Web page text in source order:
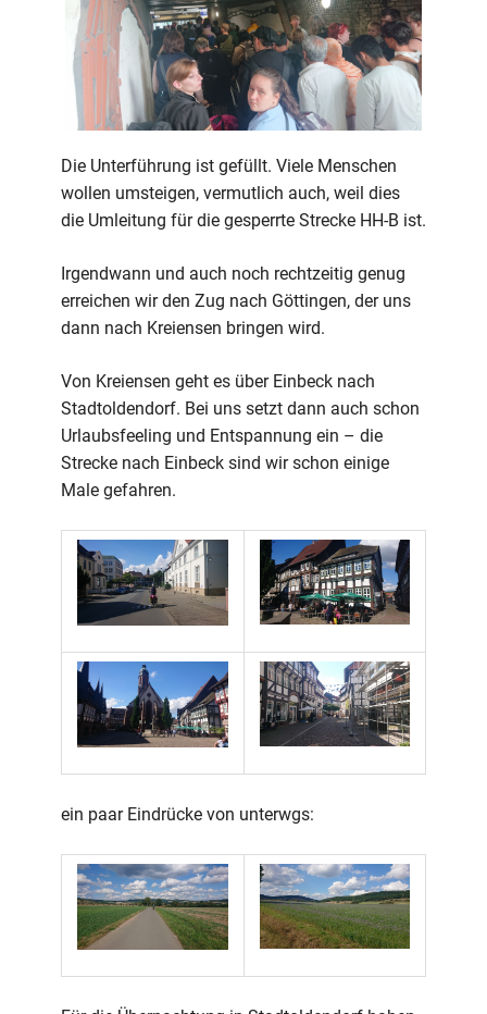
Die Unterführung ist gefüllt. Viele Menschen
wollen umsteigen, vermutlich auch, weil dies
die Umleitung für die gesperrte Strecke HH-B ist.
Irgendwann und auch noch rechtzeitig genug
erreichen wir den Zug nach Göttingen, der uns
dann nach Kreiensen bringen wird.
Von Kreiensen geht es über Einbeck nach
Stadtoldendorf. Bei uns setzt dann auch schon
Urlaubsfeeling und Entspannung ein – die
Strecke nach Einbeck sind wir schon einige
Male gefahren.
ein paar Eindrücke von unterwgs: